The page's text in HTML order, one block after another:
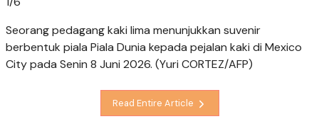
Seorang pedagang kaki lima menunjukkan suvenir
berbentuk piala Piala Dunia kepada pejalan kaki di Mexico
City pada Senin 8 Juni 2026. (Yuri CORTEZ/AFP)
Read Entire Article